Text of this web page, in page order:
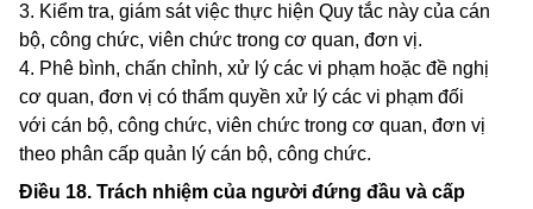
3. Kiểm tra, giám sát việc thực hiện Quy tắc này của cán
bộ, công chức, viên chức trong cơ quan, đơn vị.
4. Phê bình, chấn chỉnh, xử lý các vi phạm hoặc đề nghị
cơ quan, đơn vị có thẩm quyền xử lý các vi phạm đối
với cán bộ, công chức, viên chức trong cơ quan, đơn vị
theo phân cấp quản lý cán bộ, công chức.
Điều 18. Trách nhiệm của người đứng đầu và cấp